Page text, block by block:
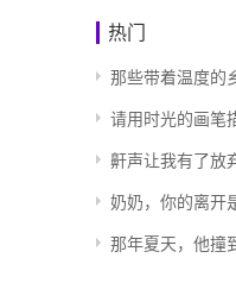
热门
那些带着温度的
请用时光的画笔
鼾声让我有了放
奶奶，你的离开
那年夏天，他撞